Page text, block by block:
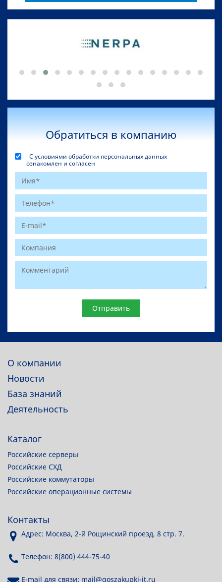
Обратиться в компанию
С условиями обработки персональных данных
ознакомлен и согласен
О компании
Новости
База знаний
Деятельность
Каталог
Российские серверы
Российские СХД
Российские коммутаторы
Российские операционные системы
Контакты
Адрес: Москва, 2-й Рощинский проезд, 8 стр. 7.
Телефон: 8(800) 444-75-40
E-mail для связи: mail@goszakupki-it.ru